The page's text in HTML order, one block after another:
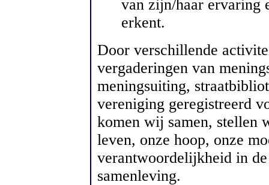
van zijn/haar ervaring
erkent.
Door verschillende
vergaderingen van
meningsuiting,
vereniging geregistreerd
komen wij samen, stellen
leven, onze hoop, onze
verantwoordelijkheid in
samenleving.